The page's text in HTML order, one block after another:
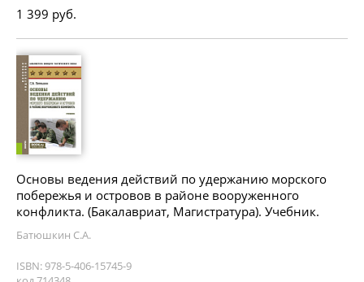
1 399 руб.
Основы ведения действий по удержанию морского
побережья и островов в районе вооруженного
конфликта. (Бакалавриат, Магистратура). Учебник.
Батюшкин С.А.
ISBN: 978-5-406-15745-9